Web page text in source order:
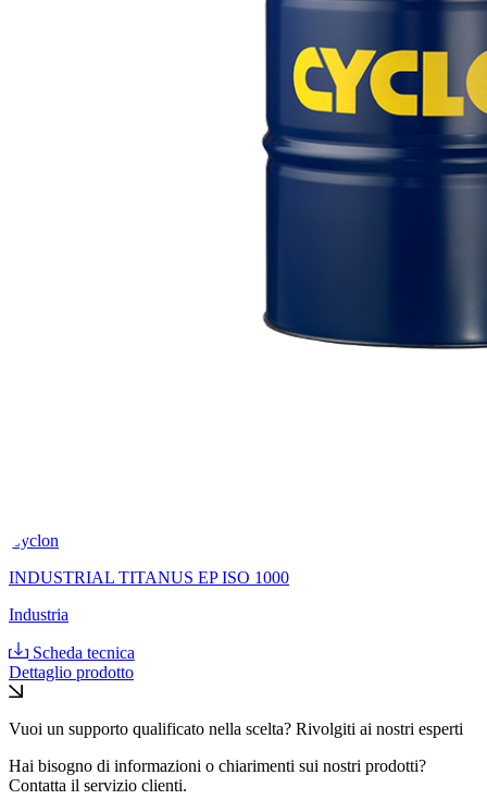
Cyclon
INDUSTRIAL TITANUS EP ISO 1000
Industria
Scheda tecnica
Dettaglio prodotto
Vuoi un supporto qualificato nella scelta? Rivolgiti ai nostri esperti
Hai bisogno di informazioni o chiarimenti sui nostri prodotti?
Contatta il servizio clienti.